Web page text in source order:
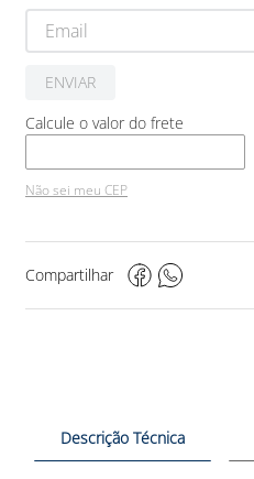
ENVIAR
Não sei meu CEP
Compartilhar
Descrição Técnica